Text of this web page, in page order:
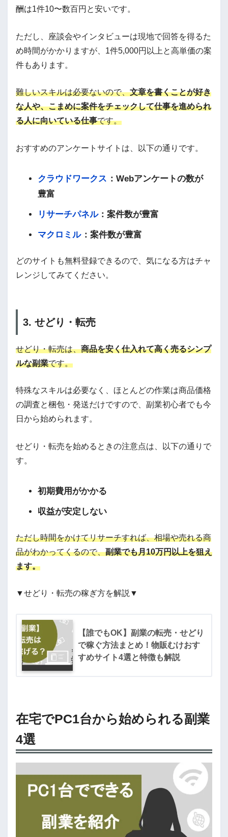
酬は1件10〜数百円と安いです。
ただし、座談会やインタビューは現地で回答を得るた
め時間がかかりますが、1件5,000円以上と高単価の案
件もあります。
難しいスキルは必要ないので、文章を書くことが好き
な人や、こまめに案件をチェックして仕事を進められ
る人に向いている仕事です。
おすすめのアンケートサイトは、以下の通りです。
クラウドワークス ：Webアンケートの数が
豊富
リサーチパネル：案件数が豊富
マクロミル：案件数が豊富
どのサイトも無料登録できるので、気になる方はチャ
レンジしてみてください。
3. せどり・転売
せどり・転売は、商品を安く仕入れて高く売るシンプ
ルな副業です。
特殊なスキルは必要なく、ほとんどの作業は商品価格
の調査と梱包・発送だけですので、副業初心者でも今
日から始められます。
せどり・転売を始めるときの注意点は、以下の通りで
す。
初期費用がかかる
収益が安定しない
ただし時間をかけてリサーチすれば、相場や売れる商
品がわかってくるので、副業でも月10万円以上を狙え
ます。
▼せどり・転売の稼ぎ方を解説▼
【誰でもOK】副業の転売・せどり
で稼ぐ方法まとめ！物販むけおす
すめサイト4選と特徴も解説
在宅でPC1台から始められる副業
4選